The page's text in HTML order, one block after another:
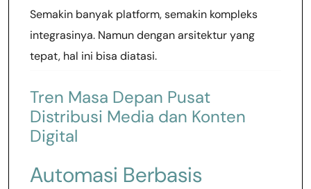
Semakin banyak platform, semakin kompleks
integrasinya. Namun dengan arsitektur yang
tepat, hal ini bisa diatasi.
Tren Masa Depan Pusat
Distribusi Media dan Konten
Digital
Automasi Berbasis